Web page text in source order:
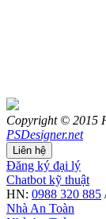
Copyright © 2015
PSDesigner.net
Liên hệ
Đăng ký đại lý
Chatbot kỹ thuật
HN: 0988 320 885
Nhà An Toàn